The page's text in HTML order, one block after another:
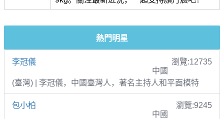
熱門明星
李冠儀
瀏覽:12735
中國
(臺灣) | 李冠儀，中國臺灣人，著名主持人和平面模特
包小柏
瀏覽:9245
中國